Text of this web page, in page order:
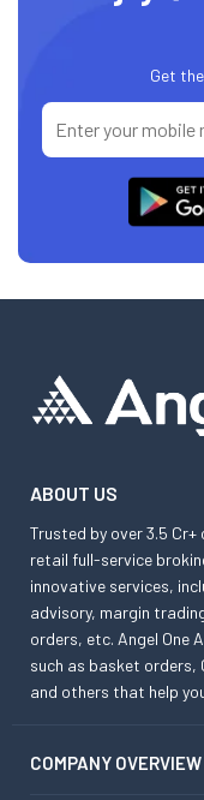
Get
ABOUT US
Trusted by over 3.5 Cr+
retail full-service
innovative services,
advisory, margin
orders, etc. Angel One
such as basket orders,
and others that help
COMPANY OVERVIEW